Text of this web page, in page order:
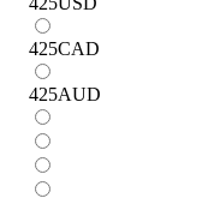
425CAD
425AUD